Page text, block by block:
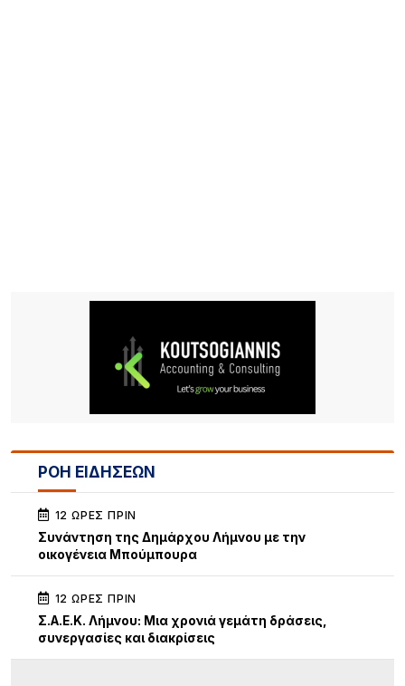
ΡΟΗ ΕΙΔΗΣΕΩΝ
12 ΏΡΕΣ ΠΡΙΝ
Συνάντηση της Δημάρχου Λήμνου με την
οικογένεια Μπούμπουρα
12 ΏΡΕΣ ΠΡΙΝ
Σ.Α.Ε.Κ. Λήμνου: Μια χρονιά γεμάτη δράσεις,
συνεργασίες και διακρίσεις